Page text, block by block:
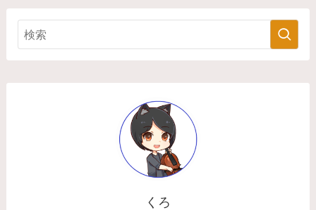
くろ